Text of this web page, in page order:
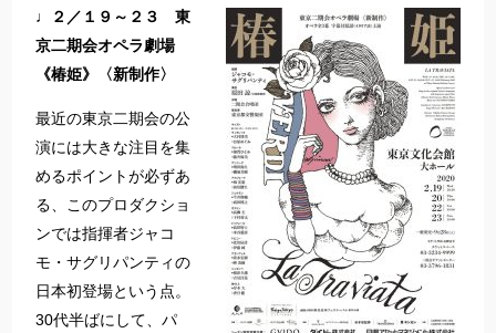
♩２／１９～２３ 東
京二期会オペラ劇場
《椿姫》〈新制作〉
最近の東京二期会の公
演には大きな注目を集
めるポイントが必ずあ
る、このプロダクショ
ンでは指揮者ジャコ
モ・サグリパンティの
日本初登場という点。
30代半ばにして、パ